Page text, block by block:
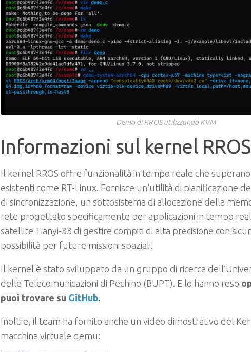
Demo di RROS utilizzando KVM
Informazioni sul kernel RROS
Il kernel RROS offre funzionalità in tempo reale che
esistenti come RT-Linux. Fornisce un’utilità di pianificazione
di sincronizzazione, un sottosistema di allocazione della
rete progettato specificamente per applicazioni in tempo
satellite Tianyi-33 di gestire compiti di alta precisione con
possibilità per future missioni spaziali.
Il kernel è stato sviluppato da un gruppo di ricerca
delle Telecomunicazioni di Pechino (BUPT). E lo hanno reso
puoi trovare su GitHub.
Inoltre, il team ha fornito anche un video dimostrativo del
macchina virtuale qemu: